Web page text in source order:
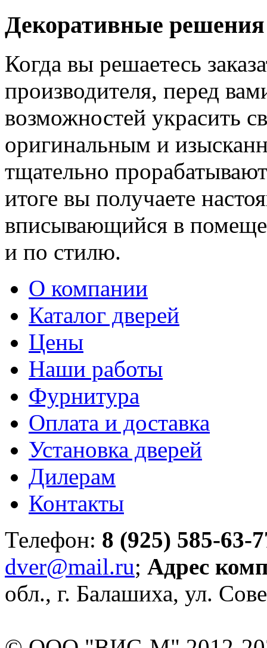
Декоративные решения
Когда вы решаетесь
производителя, перед
возможностей украсить
оригинальным и
тщательно
итоге вы получаете
вписывающийся в
и по стилю.
О компании
Каталог дверей
Цены
Наши работы
Фурнитура
Оплата и доставка
Установка дверей
Дилерам
Контакты
Телефон: 8 (925) 585-63-
dver@mail.ru; Адрес
обл., г. Балашиха, ул.